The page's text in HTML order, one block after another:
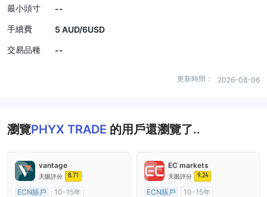
最小頭寸
--
手續費
5 AUD/6USD
交易品種
--
更新時間： 2026-08-06
瀏覽PHYX TRADE 的用戶還瀏覽了..
vantage
天眼評分 8.71
ECN賬戶
10-15年
EC markets
天眼評分 9.24
ECN賬戶
10-15年